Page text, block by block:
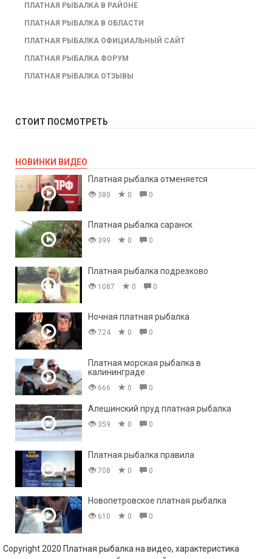
ПЛАТНАЯ РЫБАЛКА В РАЙОНЕ
ПЛАТНАЯ РЫБАЛКА В ОБЛАСТИ
ПЛАТНАЯ РЫБАЛКА ОФИЦИАЛЬНЫЙ САЙТ
ПЛАТНАЯ РЫБАЛКА ФОРУМ
ПЛАТНАЯ РЫБАЛКА ОТЗЫВЫ
СТОИТ ПОСМОТРЕТЬ
НОВИНКИ ВИДЕО
Платная рыбалка отменяется
380 0 0
Платная рыбалка саранск
399 0 0
Платная рыбалка подрезково
1087 0 0
Ночная платная рыбалка
724 0 0
Платная морская рыбалка в
калининграде
666 0 0
Алешинский пруд платная рыбалка
359 0 0
Платная рыбалка правила
708 0 0
Новопетровское платная рыбалка
610 0 0
Copyright 2020 Платная рыбалка на видео, характеристика